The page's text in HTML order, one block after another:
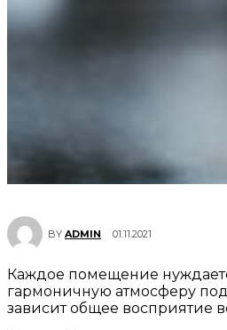
BY ADMIN 01.11.2021
Каждое помещение
гармоничную атмосферу
зависит общее восприятие